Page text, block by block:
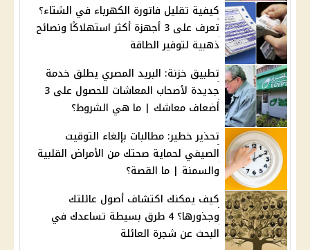
كيفية تقليل فاتورة الكهرباء في الشتاء؟
تعرف على 3 أجهزة أكثر استهلاكًا ونصائح
ذهبية لتوفير الطاقة
تطبيق خزنة: البريد المصري يطلق خدمة
جديدة لأصحاب المعاشات للحصول على 3
أضعاف معاشك | ما هي الشروط؟
تحذير خطير: مطالبات بإلغاء التوقيت
الصيفي لحماية صحتك من الأمراض القلبية
والسمنة | ما القصة؟
كيف يمكنك اكتشاف أصول عائلتك
وجذورها؟ 4 طرق بسيطة تساعدك في
البحث عن شجرة العائلة